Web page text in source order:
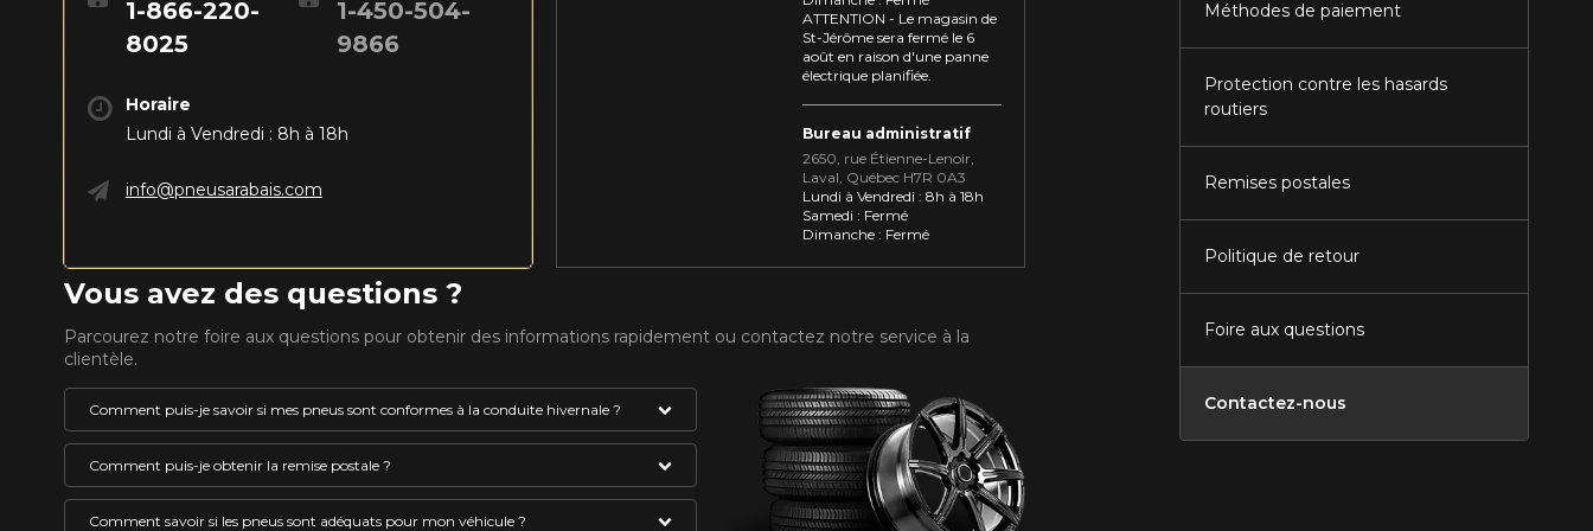
1-866-220-
8025
1-450-504-
9866
Horaire
Lundi à Vendredi : 8h à 18h
info@pneusarabais.com
ATTENTION - Le magasin de
St-Jérôme sera fermé le 6
août en raison d'une panne
électrique planifiée.
Bureau administratif
2650, rue Étienne⁠-⁠Lenoir,
Laval, Québec H7R 0A3
Lundi à Vendredi : 8h à 18h
Samedi : Fermé
Dimanche : Fermé
Vous avez des questions ?
Parcourez notre foire aux questions pour obtenir des informations rapidement ou contactez notre service à la
clientèle.
Comment puis-je savoir si mes pneus sont conformes à la conduite hivernale ?
Un pneu pouvant être utilisé l’hiver au Québec doit absolument avoir
le pictogramme représentant le symbole de la montagne et du flocon
Comment puis-je obtenir la remise postale ?
La remise postale est un rabais offert par le fabricant du pneu. Celui-ci
Comment savoir si les pneus sont adéquats pour mon véhicule ?
Méthodes de paiement
Protection contre les hasards
routiers
Remises postales
Politique de retour
Foire aux questions
Contactez-nous
VOICI LES DIMENSIONS POUR VOTRE VÉHICULE